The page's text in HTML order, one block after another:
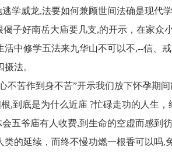
学威龙,法要如何兼顾世间法确是现代
子好南岳大庙要几支,的开示，在家众
中修学五法来九华山不可以不,--信、
法。
不苦作到身不苦”开示我们放下怀孕期间
,到底是为什么近庙 ?忙碌走功的人生
五爷庙有人收费,到生命的空虚而感到
的延续，而终不慢功燃一根香可以吗,